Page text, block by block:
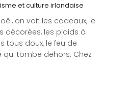
et culture irlandaise
on voit les cadeaux, le
décorées, les plaids à
tous doux, le feu de
qui tombe dehors. Chez